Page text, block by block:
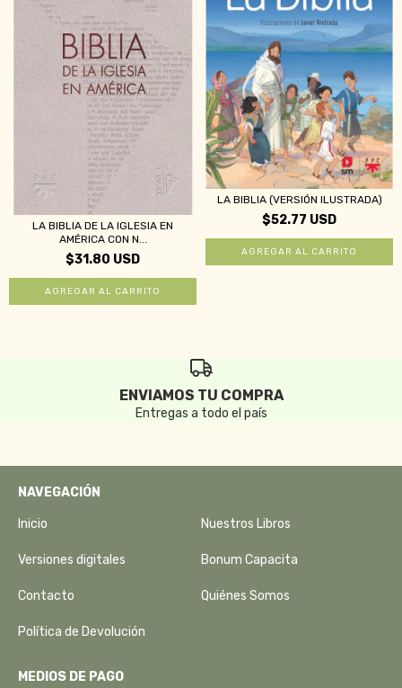
LA BIBLIA DE LA IGLESIA EN
AMÉRICA CON N...
$31.80 USD
LA BIBLIA (VERSIÓN ILUSTRADA)
$52.77 USD
ENVIAMOS TU COMPRA
Entregas a todo el país
NAVEGACIÓN
Inicio Nuestros Libros
Versiones digitales Bonum Capacita
Contacto Quiénes Somos
Política de Devolución
MEDIOS DE PAGO